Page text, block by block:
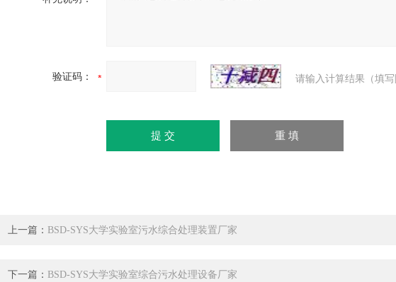
验证码： 请输入计算结果（填
上一篇： BSD-SYS大学实验室污水综合处理装置厂家
下一篇： BSD-SYS大学实验室综合污水处理设备厂家